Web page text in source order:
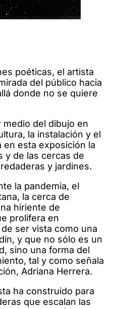
poéticas, el artista
del público hacia
donde no se quiere
medio del dibujo en
la instalación y el
esta exposición la
y de las cercas de
y jardines.
la pandemia, el
la cerca de
hiriente de
prolifera en
ser vista como una
y que no sólo es un
sino una forma del
tal y como señala
Adriana Herrera.
ha construido para
que escalan las